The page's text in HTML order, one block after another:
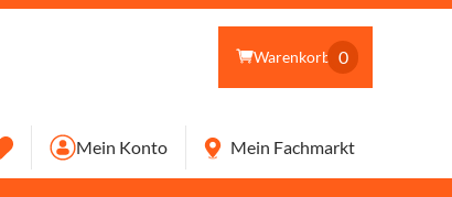
Warenkorb 0
Mein Konto Mein Fachmarkt